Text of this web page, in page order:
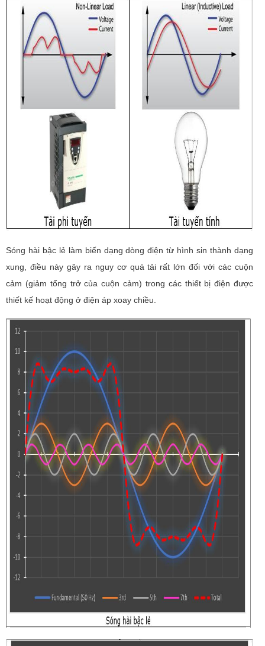
Sóng hài bậc lẻ làm biến dạng dòng điện từ hình sin thành dạng
xung, điều này gây ra nguy cơ quá tải rất lớn đối với các cuộn
cảm (giảm tổng trở của cuộn cảm) trong các thiết bị điện được
thiết kế hoạt động ở điện áp xoay chiều.